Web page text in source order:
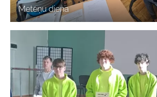
Meteņu diena